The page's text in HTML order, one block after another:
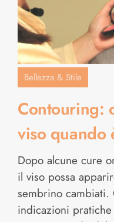
Bellezza & Stile
Contouring:
viso quando
Dopo alcune cure
il viso possa
sembrino
indicazioni